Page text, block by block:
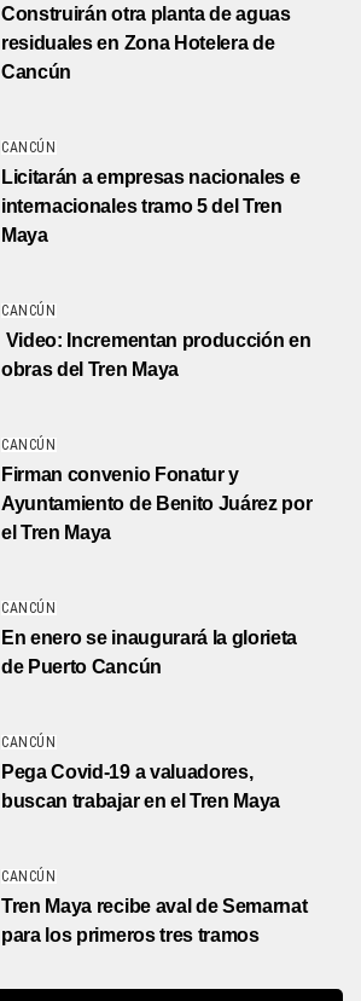
Construirán otra planta de aguas
residuales en Zona Hotelera de
Cancún
CANCÚN
Licitarán a empresas nacionales e
internacionales tramo 5 del Tren
Maya
CANCÚN
Video: Incrementan producción en
obras del Tren Maya
CANCÚN
Firman convenio Fonatur y
Ayuntamiento de Benito Juárez por
el Tren Maya
CANCÚN
En enero se inaugurará la glorieta
de Puerto Cancún
CANCÚN
Pega Covid-19 a valuadores,
buscan trabajar en el Tren Maya
CANCÚN
Tren Maya recibe aval de Semarnat
para los primeros tres tramos